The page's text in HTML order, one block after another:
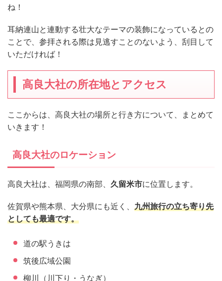
ね！
耳納連山と連動する壮大なテーマの装飾になっているとの
ことで、参拝される際は見逃すことのないよう、刮目して
いただければ！
高良大社の所在地とアクセス
ここからは、高良大社の場所と行き方について、まとめて
いきます！
高良大社のロケーション
高良大社は、福岡県の南部、 久留米市に位置します。
佐賀県や熊本県、大分県にも近く、 九州旅行の立ち寄り先
としても最適です。
道の駅うきは
筑後広域公園
柳川（川下り・うなぎ）